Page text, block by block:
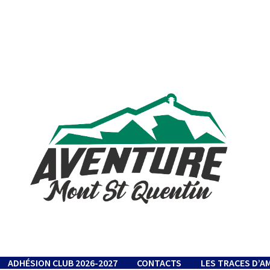
ADHÉSION CLUB 2026-2027 CONTACTS LES TRACES